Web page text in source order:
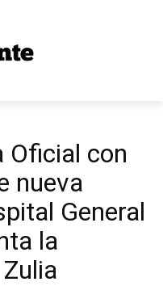
Oficial con
nueva
General
la